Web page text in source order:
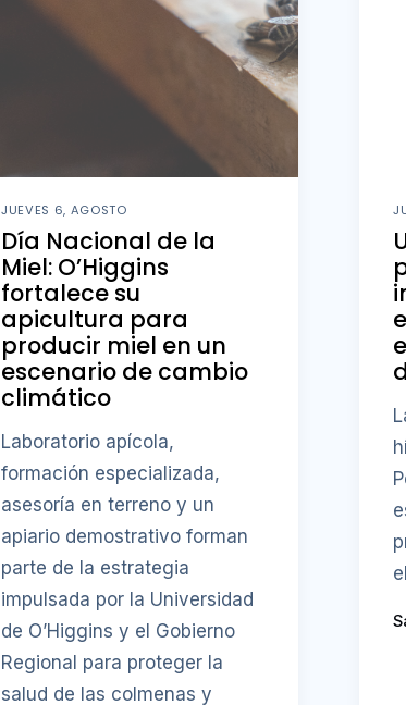
JUEVES 6, AGOSTO
Día Nacional de la
Miel: O’Higgins
fortalece su
apicultura para
producir miel en un
escenario de cambio
climático
Laboratorio apícola,
formación especializada,
asesoría en terreno y un
apiario demostrativo forman
parte de la estrategia
impulsada por la Universidad
de O’Higgins y el Gobierno
Regional para proteger la
salud de las colmenas y